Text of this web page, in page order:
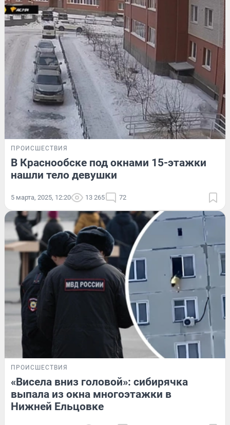
ПРОИСШЕСТВИЯ
В Краснообске под окнами 15-этажки
нашли тело девушки
5 марта, 2025, 12:20 13 265 72
ПРОИСШЕСТВИЯ
«Висела вниз головой»: сибирячка
выпала из окна многоэтажки в
Нижней Ельцовке